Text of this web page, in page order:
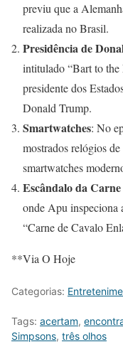
previu que a
realizada no Brasil.
Presidência de
intitulado “Bart to the
presidente dos
Donald Trump.
Smartwatches: No
mostrados relógios
smartwatches
Escândalo da
onde Apu inspeciona
“Carne de Cavalo
**Via O Hoje
Categorias:
Tags: acertam,
Simpsons, três olhos